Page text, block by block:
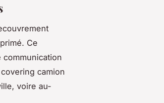
Ce
camion
voire au-